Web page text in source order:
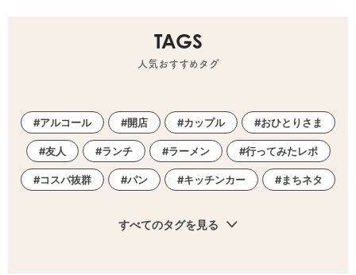
TAGS
人気おすすめタグ
アルコール 開店 カップル おひとりさま
友人 ランチ ラーメン 行ってみたレポ
コスパ抜群 パン キッチンカー まちネタ
すべてのタグを見る